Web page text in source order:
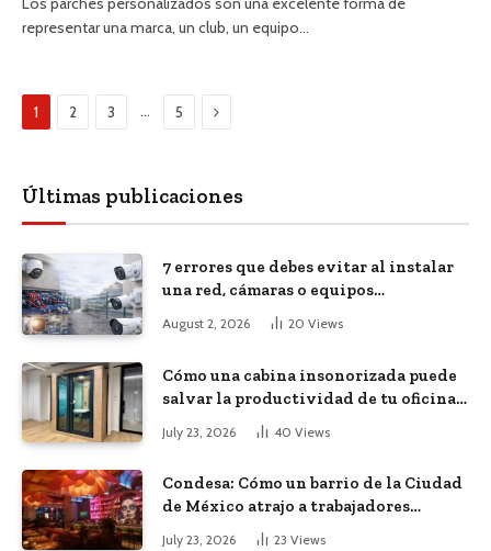
representar una marca, un club, un equipo…
1 2 3 … 5 Next
Últimas publicaciones
7 errores que debes evitar al instalar
una red, cámaras o equipos
tecnológicos en una empresa
August 2, 2026 20 Views
Cómo una cabina insonorizada puede
salvar la productividad de tu oficina
July 23, 2026 40 Views
Condesa: Cómo un barrio de la Ciudad
de México atrajo a trabajadores
remotos de todo el mundo
July 23, 2026 23 Views